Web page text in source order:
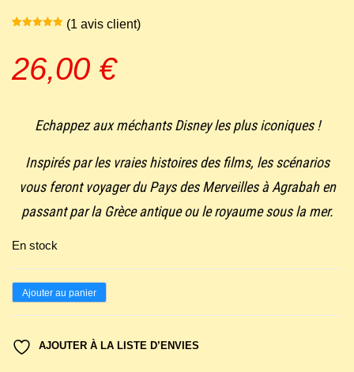
notation
client
(1 avis client)
26,00 €
Echappez aux méchants Disney les plus iconiques !
Inspirés par les vraies histoires des films, les scénarios
vous feront voyager du Pays des Merveilles à Agrabah en
passant par la Grèce antique ou le royaume sous la mer.
En stock
quantité
de
Game
Ajouter au panier
AJOUTER À LA LISTE D’ENVIES